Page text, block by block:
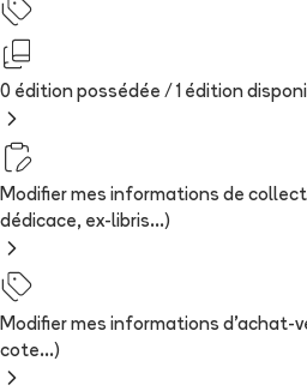
0 édition possédée / 1 édition
Modifier mes informations de
dédicace, ex-libris...)
Modifier mes informations d'achat-
cote...)